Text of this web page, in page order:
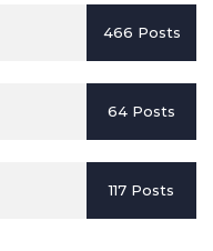
466 Posts
64 Posts
117 Posts